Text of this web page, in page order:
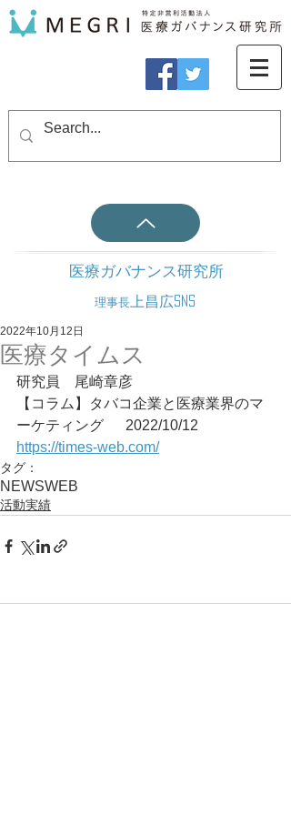
医療ガバナンス研究所
理事長 上昌広SNS
医療タイムス
2022年10月12日
研究員　尾崎章彦
【コラム】タバコ企業と医療業界のマ
ーケティング	2022/10/12
https://times-web.com/
タグ：
NEWSWEB
活動実績